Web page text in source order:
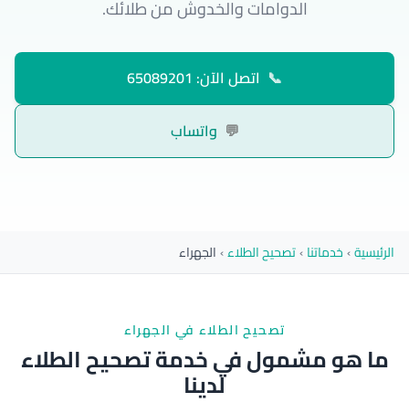
الدوامات والخدوش من طلائك.
📞 اتصل الآن: 65089201
💬 واتساب
الرئيسية›خدماتنا›تصحيح الطلاء›الجهراء
تصحيح الطلاء في الجهراء
ما هو مشمول في خدمة تصحيح الطلاء
لدينا